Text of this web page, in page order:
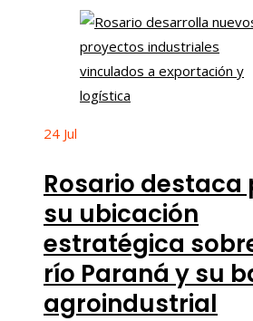
24 Jul
Rosario destaca
su ubicación
estratégica
río Paraná y su
agroindustrial